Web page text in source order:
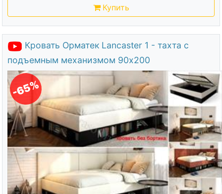
Купить
Кровать Орматек Lancaster 1 - тахта с
подъемным механизмом 90х200
-65%